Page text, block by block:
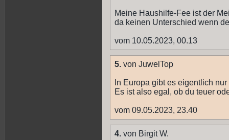
Meine Haushilfe-Fee ist der
da keinen Unterschied wenn
vom 10.05.2023, 00.13
5. von JuwelTop
In Europa gibt es eigentlich
Es ist also egal, ob du teuer
vom 09.05.2023, 23.40
4. von Birgit W.